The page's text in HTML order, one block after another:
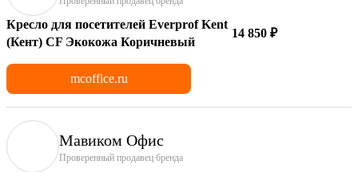
Кресло для посетителей Everprof Kent
(Кент) CF Экокожа Коричневый
14 850 ₽
mcoffice.ru
Мавиком Офис
Проверенный продавец бренда